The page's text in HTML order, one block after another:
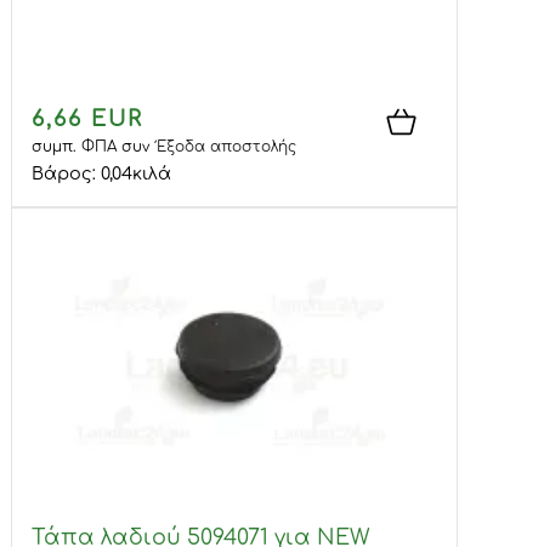
6,66 EUR
συμπ. ΦΠΑσυνΈξοδα αποστολής
Βάρος: 0,04κιλά
Τάπα λαδιού 5094071 για NEW